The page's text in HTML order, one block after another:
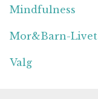
Mindfulness
Mor&barn-Livet
Valg